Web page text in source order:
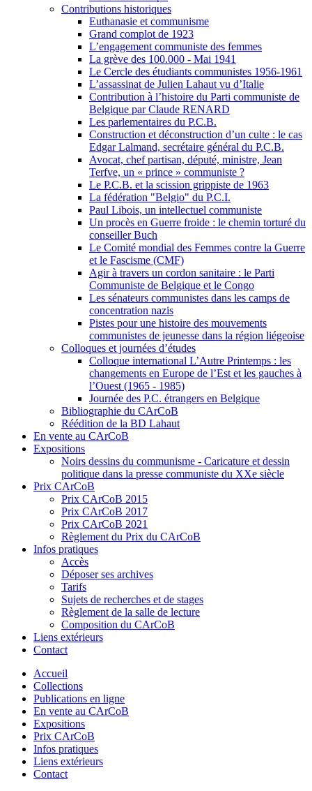
Contributions historiques
Euthanasie et communisme
Grand complot de 1923
L’engagement communiste des femmes
La grève des 100.000 - Mai 1941
Le Cercle des étudiants communistes 1956-1961
L’assassinat de Julien Lahaut vu d’Italie
Contribution à l’histoire du Parti communiste de
Belgique par Claude RENARD
Les parlementaires du P.C.B.
Construction et déconstruction d’un culte : le cas
Edgar Lalmand, secrétaire général du P.C.B.
Avocat, chef partisan, député, ministre, Jean
Terfve, un « prince » communiste ?
Le P.C.B. et la scission grippiste de 1963
La fédération "Belgio" du P.C.I.
Paul Libois, un intellectuel communiste
Un procès en Guerre froide : le chemin torturé du
conseiller Buch
Le Comité mondial des Femmes contre la Guerre
et le Fascisme (CMF)
Agir à travers un cordon sanitaire : le Parti
Communiste de Belgique et le Congo
Les sénateurs communistes dans les camps de
concentration nazis
Pistes pour une histoire des mouvements
communistes de jeunesse dans la région liégeoise
Colloques et journées d’études
Colloque international L’Autre Printemps : les
changements en Europe de l’Est et les gauches à
l’Ouest (1965 - 1985)
Journée des P.C. étrangers en Belgique
Bibliographie du CArCoB
Réédition de la BD Lahaut
En vente au CArCoB
Expositions
Noirs dessins du communisme - Caricature et dessin
politique dans la presse communiste du XXe siècle
Prix CArCoB
Prix CArCoB 2015
Prix CArCoB 2017
Prix CArCoB 2021
Règlement du Prix du CArCoB
Infos pratiques
Accès
Déposer ses archives
Tarifs
Sujets de recherches et de stages
Règlement de la salle de lecture
Composition du CArCoB
Liens extérieurs
Contact
Accueil
Collections
Publications en ligne
En vente au CArCoB
Expositions
Prix CArCoB
Infos pratiques
Liens extérieurs
Contact